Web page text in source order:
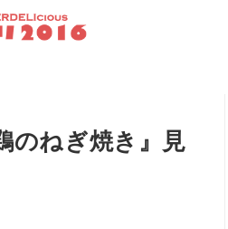
のねぎ焼き』見